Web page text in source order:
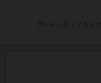
クレメンス・フランツ